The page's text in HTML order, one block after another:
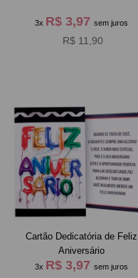
3x R$ 3,97 sem juros
R$ 11,90
Cartão Dedicatória de Feliz
Aniversário
3x R$ 3,97 sem juros